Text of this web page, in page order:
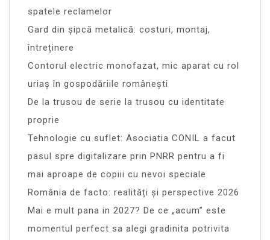
spatele reclamelor
Gard din șipcă metalică: costuri, montaj,
întreținere
Contorul electric monofazat, mic aparat cu rol
uriaș în gospodăriile românești
De la trusou de serie la trusou cu identitate
proprie
Tehnologie cu suflet: Asociatia CONIL a facut
pasul spre digitalizare prin PNRR pentru a fi
mai aproape de copiii cu nevoi speciale
România de facto: realități și perspective 2026
Mai e mult pana in 2027? De ce „acum” este
momentul perfect sa alegi gradinita potrivita